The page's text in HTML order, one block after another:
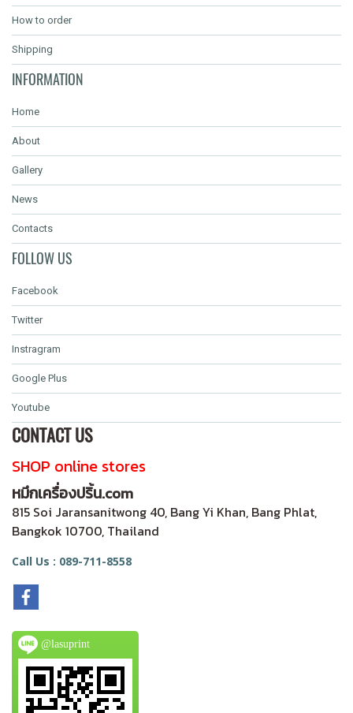
How to order
Shipping
INFORMATION
Home
About
Gallery
News
Contacts
FOLLOW US
Facebook
Twitter
Instragram
Google Plus
Youtube
CONTACT US
SHOP online stores
หมึกเครื่องปริ้น.com
815 Soi Jaransanitwong 40, Bang Yi Khan, Bang Phlat,
Bangkok 10700, Thailand
Call Us : 089-711-8558
@lasuprint